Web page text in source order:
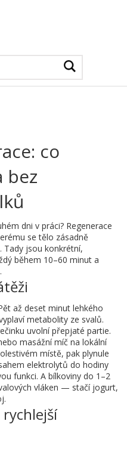
co
bez
dni v práci? Regenerace
se tělo zásadně
Tady jsou konkrétní,
během 10–60 minut a
až deset minut lehkého
metabolity ze svalů.
uvolní přepjaté partie.
masážní míč na lokální
místě, pak plynule
elektrolytů do hodiny
funkci. A bílkoviny do 1–2
vláken — stačí jogurt,